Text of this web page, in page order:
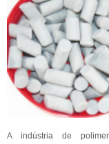
A indústria de